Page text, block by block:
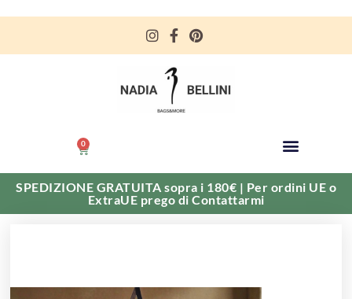
0
SPEDIZIONE GRATUITA sopra i 180€ | Per ordini UE o
ExtraUE prego di Contattarmi